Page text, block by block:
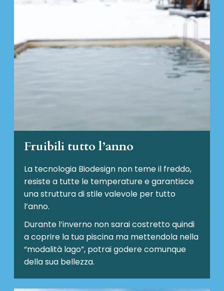
Fruibili tutto l’anno
La tecnologia Biodesign non teme il freddo,
resiste a tutte le temperature e garantisce
una struttura di stile valevole per tutto
l’anno.
Durante l’inverno non sarai costretto quindi
a coprire la tua piscina ma mettendola nella
“modalità lago”, potrai godere comunque
della sua bellezza.